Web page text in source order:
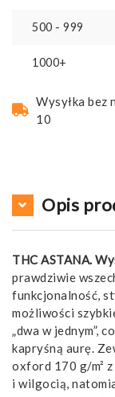
500 - 999
1000+
Wysyłka bez
10
Opis
THC ASTANA.
prawdziwie
funkcjonalność,
możliwości
„dwa w jednym”,
kapryśną aurę.
oxford 170 g/m²
i wilgocią,